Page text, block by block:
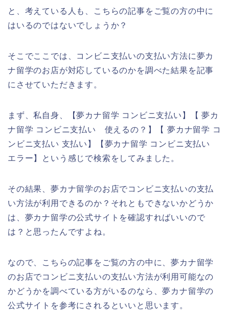
と、考えている人も、こちらの記事をご覧の方の中に
はいるのではないでしょうか？
そこでここでは、コンビニ支払いの支払い方法に夢カ
ナ留学のお店が対応しているのかを調べた結果を記事
にさせていただきます。
まず、私自身、【夢カナ留学 コンビニ支払い】【 夢カ
ナ留学 コンビニ支払い 使えるの？】【 夢カナ留学 コ
ンビニ支払い 支払い】【夢カナ留学 コンビニ支払い
エラー】という感じで検索をしてみました。
その結果、夢カナ留学のお店でコンビニ支払いの支払
い方法が利用できるのか？それともできないかどうか
は、夢カナ留学の公式サイトを確認すればいいので
は？と思ったんですよね。
なので、こちらの記事をご覧の方の中に、夢カナ留学
のお店でコンビニ支払いの支払い方法が利用可能なの
かどうかを調べている方がいるのなら、夢カナ留学の
公式サイトを参考にされるといいと思います。